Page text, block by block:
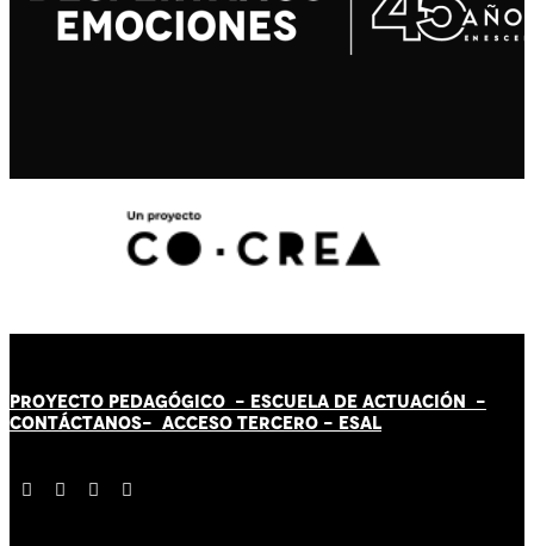
PROYECTO PEDAGÓGICO - ESCUELA DE ACTUACIÓN
-
CONTÁCTANOS- ACCESO TERCERO - ESAL